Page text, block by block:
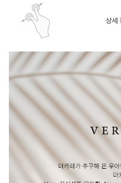
상세